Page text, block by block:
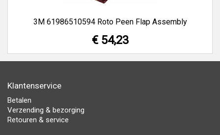
3M 61986510594 Roto Peen Flap Assembly
€ 54,23
Klantenservice
Betalen
Verzending & bezorging
Retouren & service